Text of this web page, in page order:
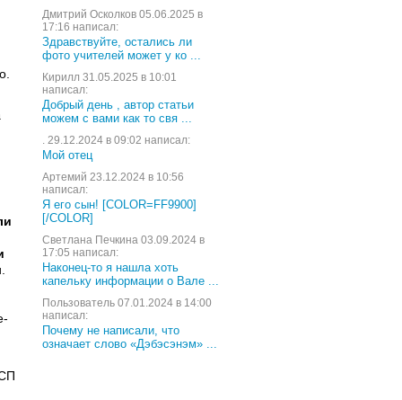
Дмитрий Осколков 05.06.2025 в
17:16 написал:
Здравствуйте, остались ли
фото учителей может у ко ...
Кирилл 31.05.2025 в 10:01
написал:
Добрый день , автор статьи
можем с вами как то свя ...
. 29.12.2024 в 09:02 написал:
Мой отец
Артемий 23.12.2024 в 10:56
написал:
Я его сын! [COLOR=FF9900]
[/COLOR]
Светлана Печкина 03.09.2024 в
17:05 написал:
Наконец-то я нашла хоть
капельку информации о Вале ...
Пользователь 07.01.2024 в 14:00
написал:
Почему не написали, что
означает слово «Дэбэсэнэм» ...